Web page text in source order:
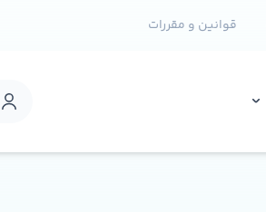
قوانین و مقررات